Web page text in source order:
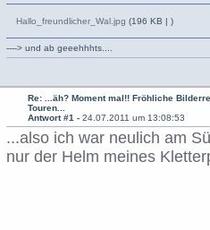
Hallo_freundlicher_Wal.jpg (196 KB | )
----> und ab geeehhhts....
Re: ...äh? Moment mal!! Fröhliche
Touren...
Antwort #1 -24.07.2011 um 13:08:53
...also ich war neulich am
nur der Helm meines